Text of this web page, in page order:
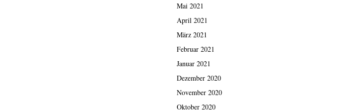
Mai 2021
April 2021
März 2021
Februar 2021
Januar 2021
Dezember 2020
November 2020
Oktober 2020